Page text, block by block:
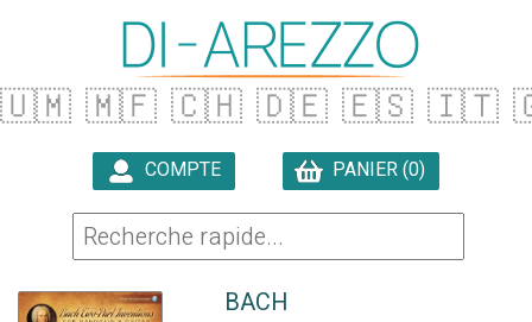
🇺🇲 🇲🇫 🇨🇭 🇩🇪 🇪🇸 🇮🇹
COMPTE PANIER (0)
BACH